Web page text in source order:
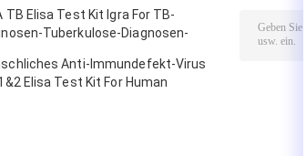
TB Elisa Test Kit Igra For TB-
Tuberkulose-Diagnosen-
Anti-Immundefekt-Virus
Elisa Test Kit For Human